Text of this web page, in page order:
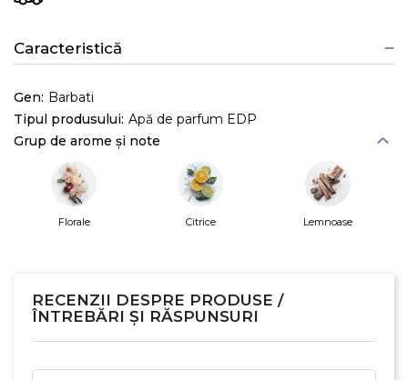
Caracteristică
Gen: Barbati
Tipul produsului: Apă de parfum EDP
Grup de arome și note
Florale Citrice Lemnoase
RECENZII DESPRE PRODUSE /
ÎNTREBĂRI ȘI RĂSPUNSURI